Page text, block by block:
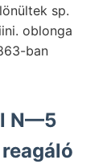
sp.
oblonga
ban
N—5